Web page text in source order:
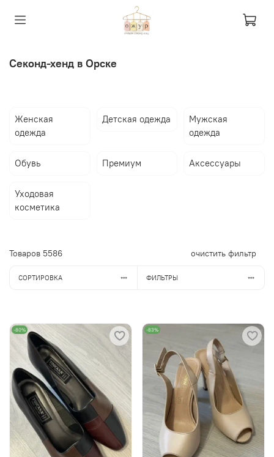
Секонд-хенд в Орске
Женская
одежда
Детская одежда
Мужская
одежда
Обувь Премиум Аксессуары
Уходовая
косметика
Товаров 5586 очистить фильтр
СОРТИРОВКА ФИЛЬТРЫ
-80% -83%